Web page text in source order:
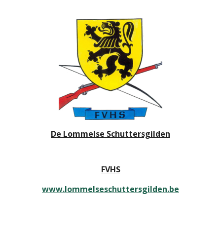
De Lommelse Schuttersgilden
FVHS
www.lommelseschuttersgilden.be